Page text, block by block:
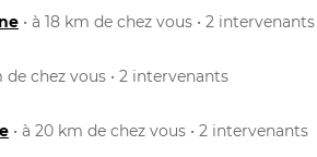
• à 18 km de chez vous • 2 intervenants
de chez vous • 2 intervenants
• à 20 km de chez vous • 2 intervenants